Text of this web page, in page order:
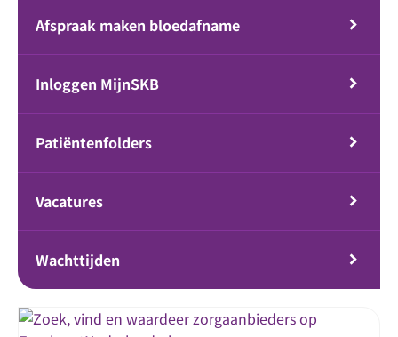
Afspraak maken bloedafname
Inloggen MijnSKB
Patiëntenfolders
Vacatures
Wachttijden